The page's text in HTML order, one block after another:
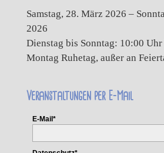
Samstag, 28. März 2026 –
2026
Dienstag bis Sonntag: 10:00
Montag Ruhetag, außer an
Veranstaltungen per E-Mail
E-Mail*